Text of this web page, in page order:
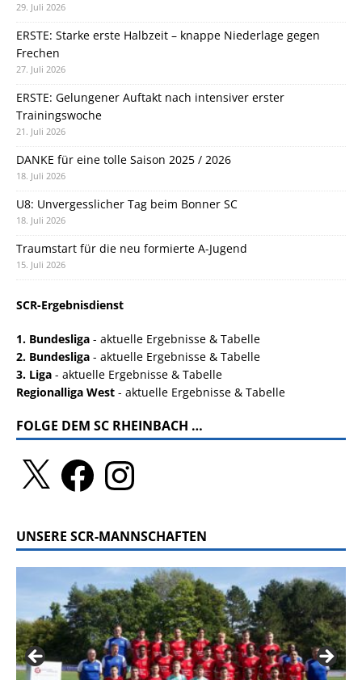
29. Juli 2026
ERSTE: Starke erste Halbzeit – knappe Niederlage gegen
Frechen
27. Juli 2026
ERSTE: Gelungener Auftakt nach intensiver erster
Trainingswoche
21. Juli 2026
DANKE für eine tolle Saison 2025 / 2026
18. Juli 2026
U8: Unvergesslicher Tag beim Bonner SC
18. Juli 2026
Traumstart für die neu formierte A-Jugend
15. Juli 2026
SCR-Ergebnisdienst
1. Bundesliga - aktuelle Ergebnisse & Tabelle
2. Bundesliga - aktuelle Ergebnisse & Tabelle
3. Liga - aktuelle Ergebnisse & Tabelle
Regionalliga West - aktuelle Ergebnisse & Tabelle
FOLGE DEM SC RHEINBACH …
UNSERE SCR-MANNSCHAFTEN